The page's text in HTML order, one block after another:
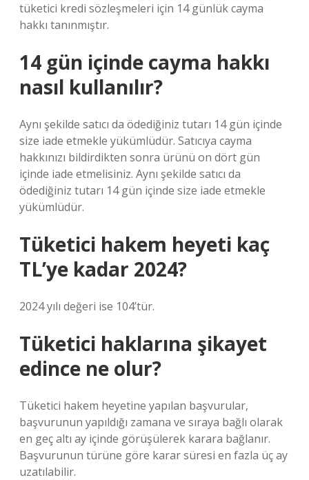
tüketici kredi sözleşmeleri için 14 günlük cayma
hakkı tanınmıştır.
14 gün içinde cayma hakkı
nasıl kullanılır?
Aynı şekilde satıcı da ödediğiniz tutarı 14 gün içinde
size iade etmekle yükümlüdür. Satıcıya cayma
hakkınızı bildirdikten sonra ürünü on dört gün
içinde iade etmelisiniz. Aynı şekilde satıcı da
ödediğiniz tutarı 14 gün içinde size iade etmekle
yükümlüdür.
Tüketici hakem heyeti kaç
TL’ye kadar 2024?
2024 yılı değeri ise 104’tür.
Tüketici haklarına şikayet
edince ne olur?
Tüketici hakem heyetine yapılan başvurular,
başvurunun yapıldığı zamana ve sıraya bağlı olarak
en geç altı ay içinde görüşülerek karara bağlanır.
Başvurunun türüne göre karar süresi en fazla üç ay
uzatılabilir.